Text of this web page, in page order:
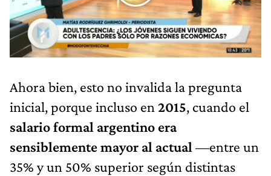
Ahora bien, esto no invalida la pregunta
inicial, porque incluso en 2015, cuando el
salario formal argentino era
sensiblemente mayor al actual —entre un
35% y un 50% superior según distintas